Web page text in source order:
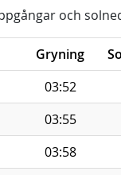
och
Gryning
03:52
03:55
03:58